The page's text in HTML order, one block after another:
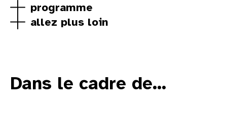
programme
allez plus loin
Dans le cadre de...